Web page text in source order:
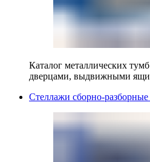
Каталог металлических
дверцами, выдвижными
Стеллажи сборно-